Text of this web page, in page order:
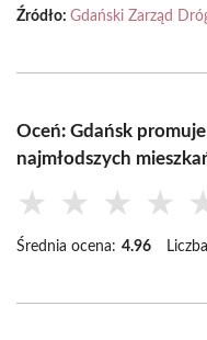
Źródło: Gdański Zarząd
Oceń: Gdańsk
najmłodszych
★ ★ ★ ★
Średnia ocena: 4.96